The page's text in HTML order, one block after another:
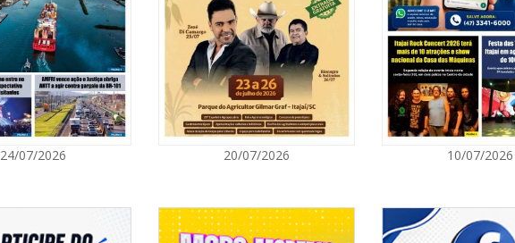
GERAL
05/08/2026 | 07:00
Sorveteria do Norte de SC expande e abre
em Florianópolis
GERAL
05/08/2026 | 07:00
energético
24/07/2026 20/07/2026 10/07/2026